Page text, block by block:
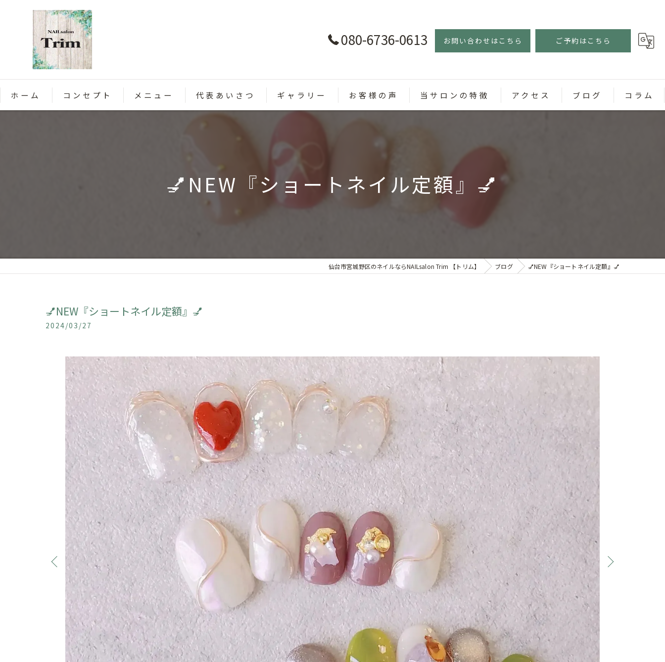
080-6736-0613 お問い合わせはこちら ご予約はこちら
ホーム コンセプト メニュー 代表あいさつ ギャラリー お客様の声 当サロンの特徴
定額制
アクセス ブログ コラム
💅NEW『ショートネイル定額』💅
仙台市宮城野区のネイルならNAILsalon Trim 【トリム】 ブログ 💅NEW『ショートネイル定額』💅
💅NEW『ショートネイル定額』💅
2024/03/27